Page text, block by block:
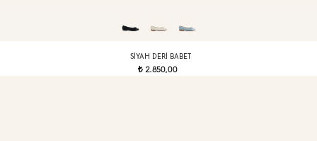
SIYAH DERI BABET
t 2.850,00